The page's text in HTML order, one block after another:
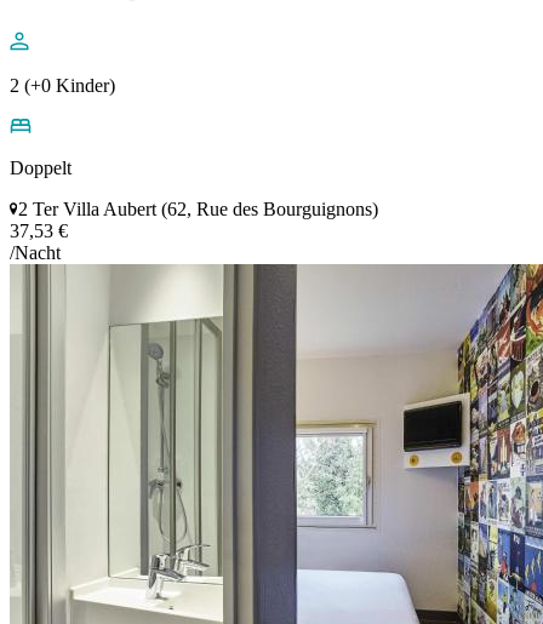
2 (+0 Kinder)
Doppelt
2 Ter Villa Aubert (62, Rue des Bourguignons)
37,53 €
/Nacht